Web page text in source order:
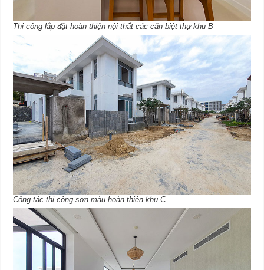
Thi công lắp đặt hoàn thiện nội thất các căn biệt thự khu B
Công tác thi công sơn màu hoàn thiện khu C